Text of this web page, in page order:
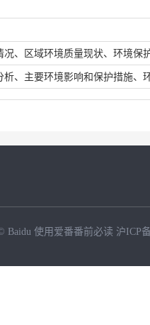
况、区域环境质量现状、环境保
析、主要环境影响和保护措施、
Baidu 使用爱番番前必读 沪ICP